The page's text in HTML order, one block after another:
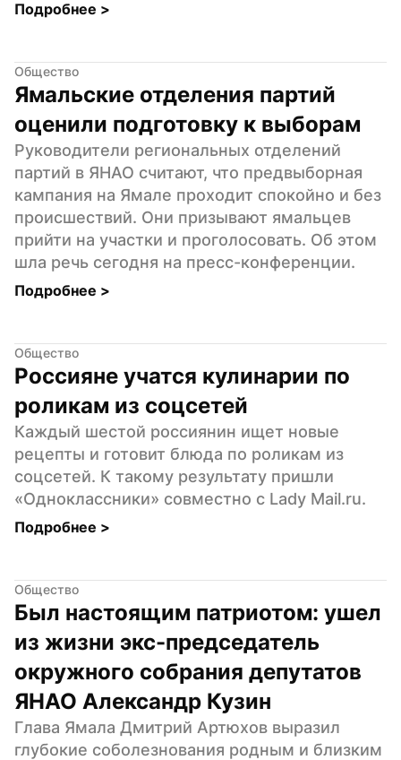
Подробнее >
Общество
Ямальские отделения партий
оценили подготовку к выборам
Руководители региональных отделений
партий в ЯНАО считают, что предвыборная
кампания на Ямале проходит спокойно и без
происшествий. Они призывают ямальцев
прийти на участки и проголосовать. Об этом
шла речь сегодня на пресс-конференции.
Подробнее >
Общество
Россияне учатся кулинарии по
роликам из соцсетей
Каждый шестой россиянин ищет новые
рецепты и готовит блюда по роликам из
соцсетей. К такому результату пришли
«Одноклассники» совместно с Lady Mail.ru.
Подробнее >
Общество
Был настоящим патриотом: ушел
из жизни экс-председатель
окружного собрания депутатов
ЯНАО Александр Кузин
Глава Ямала Дмитрий Артюхов выразил
глубокие соболезнования родным и близким